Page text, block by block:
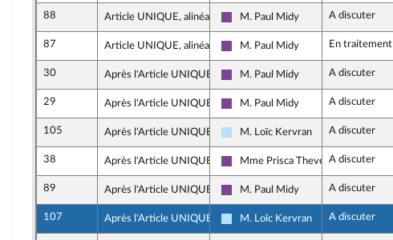
88 Article UNIQUE, alinéa 5
Ensemble pour la République
M. Paul Midy A discuter
87 Article UNIQUE, alinéa 5
Ensemble pour la République
M. Paul Midy En traitement
30 Après l'Article UNIQUE
Ensemble pour la République
M. Paul Midy A discuter
29 Après l'Article UNIQUE
Ensemble pour la République
M. Paul Midy A discuter
105 Après l'Article UNIQUE
Horizons & Indépendants
M. Loïc Kervran A discuter
38 Après l'Article UNIQUE
Ensemble pour la République
Mme Prisca ThevenotA discuter
89 Après l'Article UNIQUE
Ensemble pour la République
M. Paul Midy A discuter
107 Après l'Article UNIQUE
Horizons & Indépendants
M. Loïc Kervran A discuter